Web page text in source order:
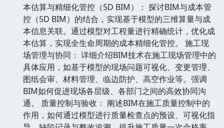
本估算与精细化管控（5D BIM）： 探讨BIM与成本管
控（5D BIM）的结合，实现基于模型的三维算量与成
本信息关联。通过模型对工程量进行精确统计，优化成
本估算，实现全生命周期的成本精细化管控。 施工现
场管理与协同： 详细介绍BIM技术在施工现场管理中的
具体应用，如基于模型的现场问题可视化、变更管理、
图纸会审、材料管理、临边防护、高空作业等。强调
BIM如何促进现场各层级、各部门之间的高效协同沟
通。 质量控制与验收： 阐述BIM在施工质量控制中的
作用，如何通过模型进行质量检查点的预设、可视化指